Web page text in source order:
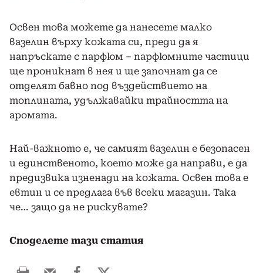
Освен това можете да нанесете малко
вазелин върху кожата си, преди да я
напръскате с парфюм – парфюмните частици
ще проникнат в нея и ще започнат да се
отделят бавно под въздействието на
топлината, удължавайки трайността на
аромата.
Най-важното е, че самият вазелин е безопасен
и единственото, което може да направи, е да
предизвика изненади на кожата. Освен това е
евтин и се предлага във всеки магазин. Така
че… защо да не рискувате?
Споделете тази статия